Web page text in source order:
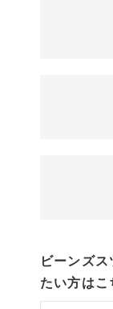
ビーンズ
たい方はこ